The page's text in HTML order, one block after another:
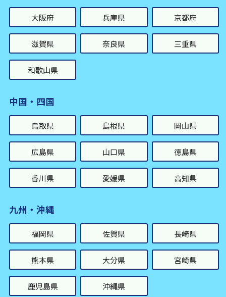
大阪府 兵庫県 京都府
滋賀県 奈良県 三重県
和歌山県
中国・四国
鳥取県 島根県 岡山県
広島県 山口県 徳島県
香川県 愛媛県 高知県
九州・沖縄
福岡県 佐賀県 長崎県
熊本県 大分県 宮崎県
鹿児島県 沖縄県